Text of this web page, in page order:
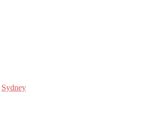
Sydney